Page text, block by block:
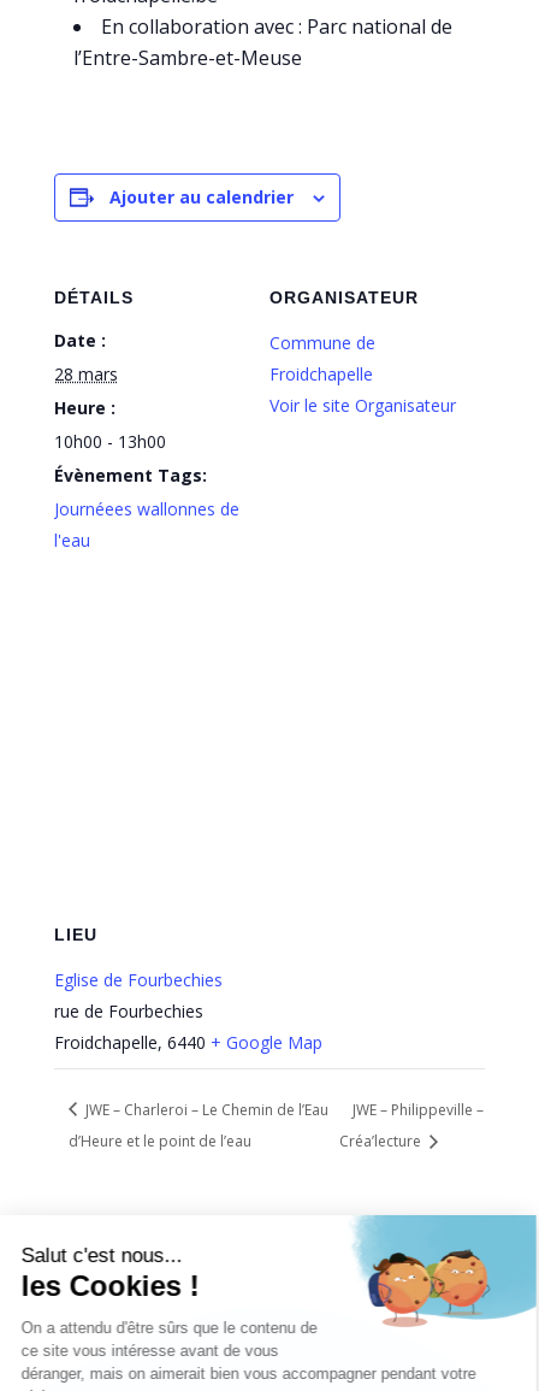
En collaboration avec : Parc national de
l’Entre-Sambre-et-Meuse
Ajouter au calendrier
DÉTAILS
Date :
28 mars
Heure :
10h00 - 13h00
Évènement Tags:
Journéees wallonnes de
l'eau
ORGANISATEUR
Commune de
Froidchapelle
Voir le site Organisateur
LIEU
Eglise de Fourbechies
rue de Fourbechies
Froidchapelle, 6440 + Google Map
JWE – Charleroi – Le Chemin de l’Eau
d’Heure et le point de l’eau
JWE – Philippeville –
Créa’lecture